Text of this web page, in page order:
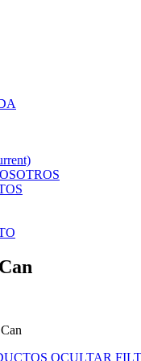
OCULTAR